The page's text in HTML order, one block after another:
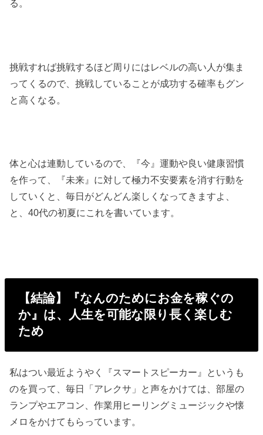
る。
挑戦すれば挑戦するほど周りにはレベルの高い人が集ま
ってくるので、挑戦していることが成功する確率もグン
と高くなる。
体と心は連動しているので、『今』運動や良い健康習慣
を作って、『未来』に対して極力不安要素を消す行動を
していくと、毎日がどんどん楽しくなってきますよ、
と、40代の初夏にこれを書いています。
【結論】『なんのためにお金を稼ぐの
か』は、人生を可能な限り長く楽しむ
ため
私はつい最近ようやく『スマートスピーカー』というも
のを買って、毎日「アレクサ」と声をかけては、部屋の
ランプやエアコン、作業用ヒーリングミュージックや懐
メロをかけてもらっています。